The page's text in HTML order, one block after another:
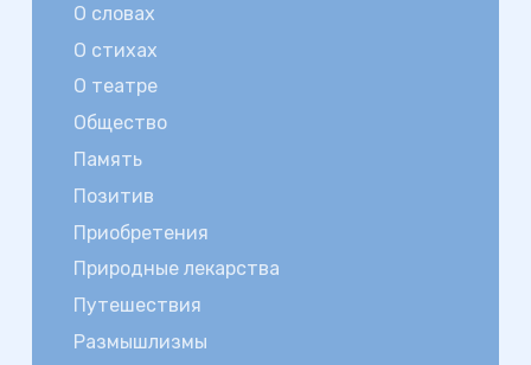
О словах
О стихах
О театре
Общество
Память
Позитив
Приобретения
Природные лекарства
Путешествия
Размышлизмы